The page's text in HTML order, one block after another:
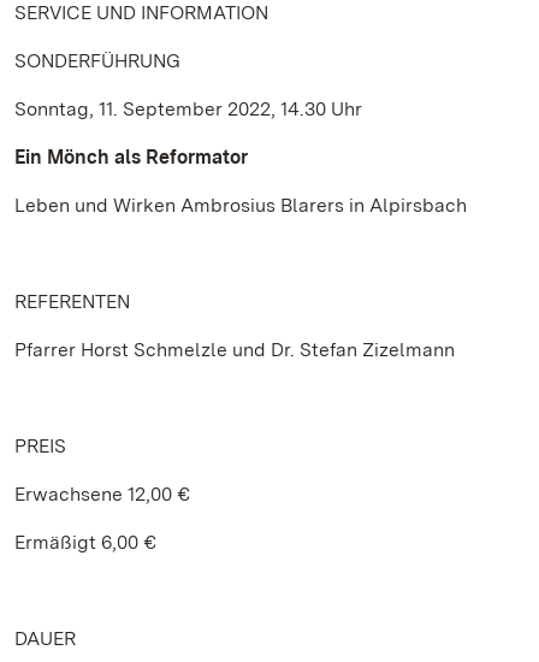
SERVICE UND INFORMATION
SONDERFÜHRUNG
Sonntag, 11. September 2022, 14.30 Uhr
Ein Mönch als Reformator
Leben und Wirken Ambrosius Blarers in Alpirsbach
REFERENTEN
Pfarrer Horst Schmelzle und Dr. Stefan Zizelmann
PREIS
Erwachsene 12,00 €
Ermäßigt 6,00 €
DAUER